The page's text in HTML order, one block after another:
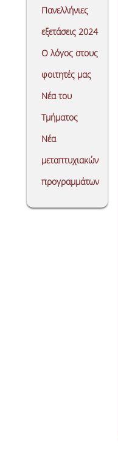
ΜΗΤΡΩΟ
ΟΔΗΓΟΣ
ΑΛΛΑ
ΒΡΑΒΕΙΑ
ΠΡΑΚΤΙΚΗ
ΕΥΚΑΙΡΙΕΣ
Πανελλήνιες
εξετάσεις 2024
Ο λόγος στους
φοιτητές μας
Νέα του
Τμήματος
Νέα
μεταπτυχιακών
προγραμμάτων